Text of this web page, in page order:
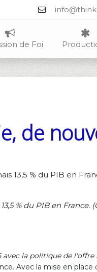
de Foi
de
% du PIB en France.
avec la politique de l'offre
Avec la mise en